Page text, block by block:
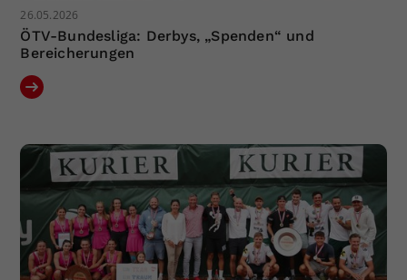
26.05.2026
ÖTV-Bundesliga: Derbys, „Spenden“ und
Bereicherungen